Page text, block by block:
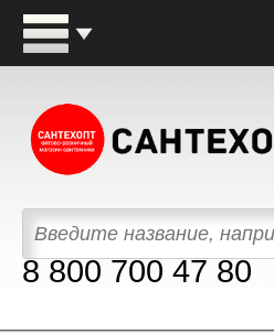
8 800 700 47 80